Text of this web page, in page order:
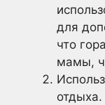
для
что
мамы,